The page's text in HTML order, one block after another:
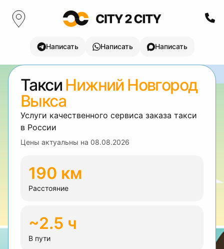
Написать Написать Написать
Такси Нижний Новгород
Выкса
Услуги качественного сервиса заказа такси
в России
Цены актуальны на 08.08.2026
190 км
Расстояние
~2.5 ч
В пути